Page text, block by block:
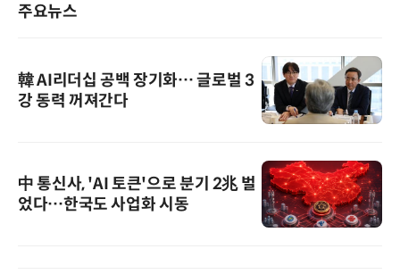
주요뉴스
韓 AI리더십 공백 장기화… 글로벌 3
강 동력 꺼져간다
中 통신사, 'AI 토큰'으로 분기 2兆 벌
었다…한국도 사업화 시동